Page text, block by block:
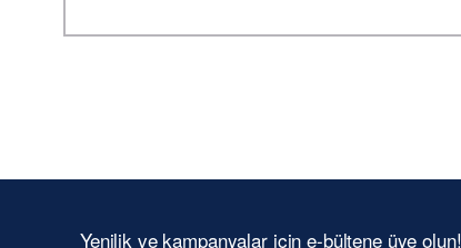
Yenilik ve kampanyalar için e-bültene üye olun!